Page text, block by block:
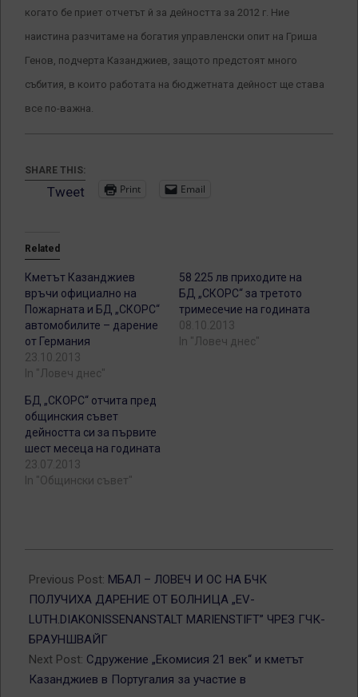
когато бе приет отчетът й за дейността за 2012 г. Ние
наистина разчитаме на богатия управленски опит на Гриша
Генов, подчерта Казанджиев, защото предстоят много
събития, в които работата на бюджетната дейност ще става
все по-важна.
SHARE THIS:
Tweet Print Email
Related
Кметът Казанджиев
връчи официално на
Пожарната и БД „СКОРС“
автомобилите – дарение
от Германия
23.10.2013
In "Ловеч днес"
58 225 лв приходите на
БД „СКОРС“ за третото
тримесечие на годината
08.10.2013
In "Ловеч днес"
БД „СКОРС“ отчита пред
общинския съвет
дейността си за първите
шест месеца на годината
23.07.2013
In "Общински съвет"
03-
04
Previous Post: МБАЛ – ЛОВЕЧ И ОС НА БЧК
ПОЛУЧИХА ДАРЕНИЕ ОТ БОЛНИЦА „EV-
LUTH.DIAKONISSENANSTALT MARIENSTIFT” ЧРЕЗ ГЧК-
БРАУНШВАЙГ
Next Post: Сдружение „Екомисия 21 век“ и кметът
Казанджиев в Португалия за участие в